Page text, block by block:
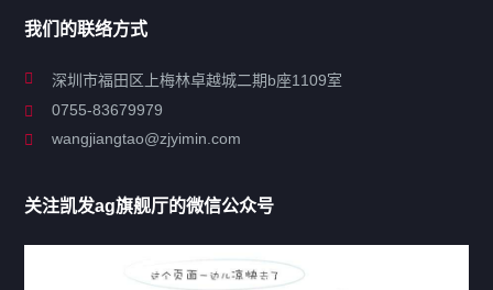
联系凯发ag旗舰厅
我们的联络方式
深圳市福田区上梅林卓越城二期b座1109室
0755-83679979
wangjiangtao@zjyimin.com
关注凯发ag旗舰厅的微信公众号